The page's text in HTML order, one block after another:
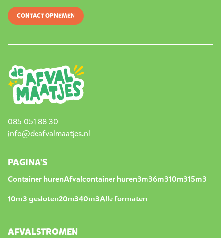
CONTACT OPNEMEN
085 051 88 30
info@deafvalmaatjes.nl
PAGINA'S
Container hurenAfvalcontainer huren3m36m310m315m3
10m3 gesloten20m340m3Alle formaten
AFVALSTROMEN